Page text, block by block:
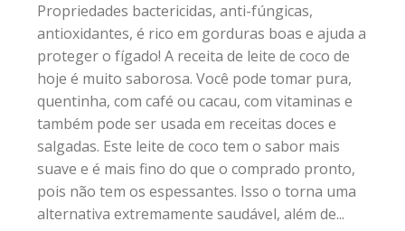
Propriedades bactericidas, anti-fúngicas,
antioxidantes, é rico em gorduras boas e ajuda a
proteger o fígado! A receita de leite de coco de
hoje é muito saborosa. Você pode tomar pura,
quentinha, com café ou cacau, com vitaminas e
também pode ser usada em receitas doces e
salgadas. Este leite de coco tem o sabor mais
suave e é mais fino do que o comprado pronto,
pois não tem os espessantes. Isso o torna uma
alternativa extremamente saudável, além de...